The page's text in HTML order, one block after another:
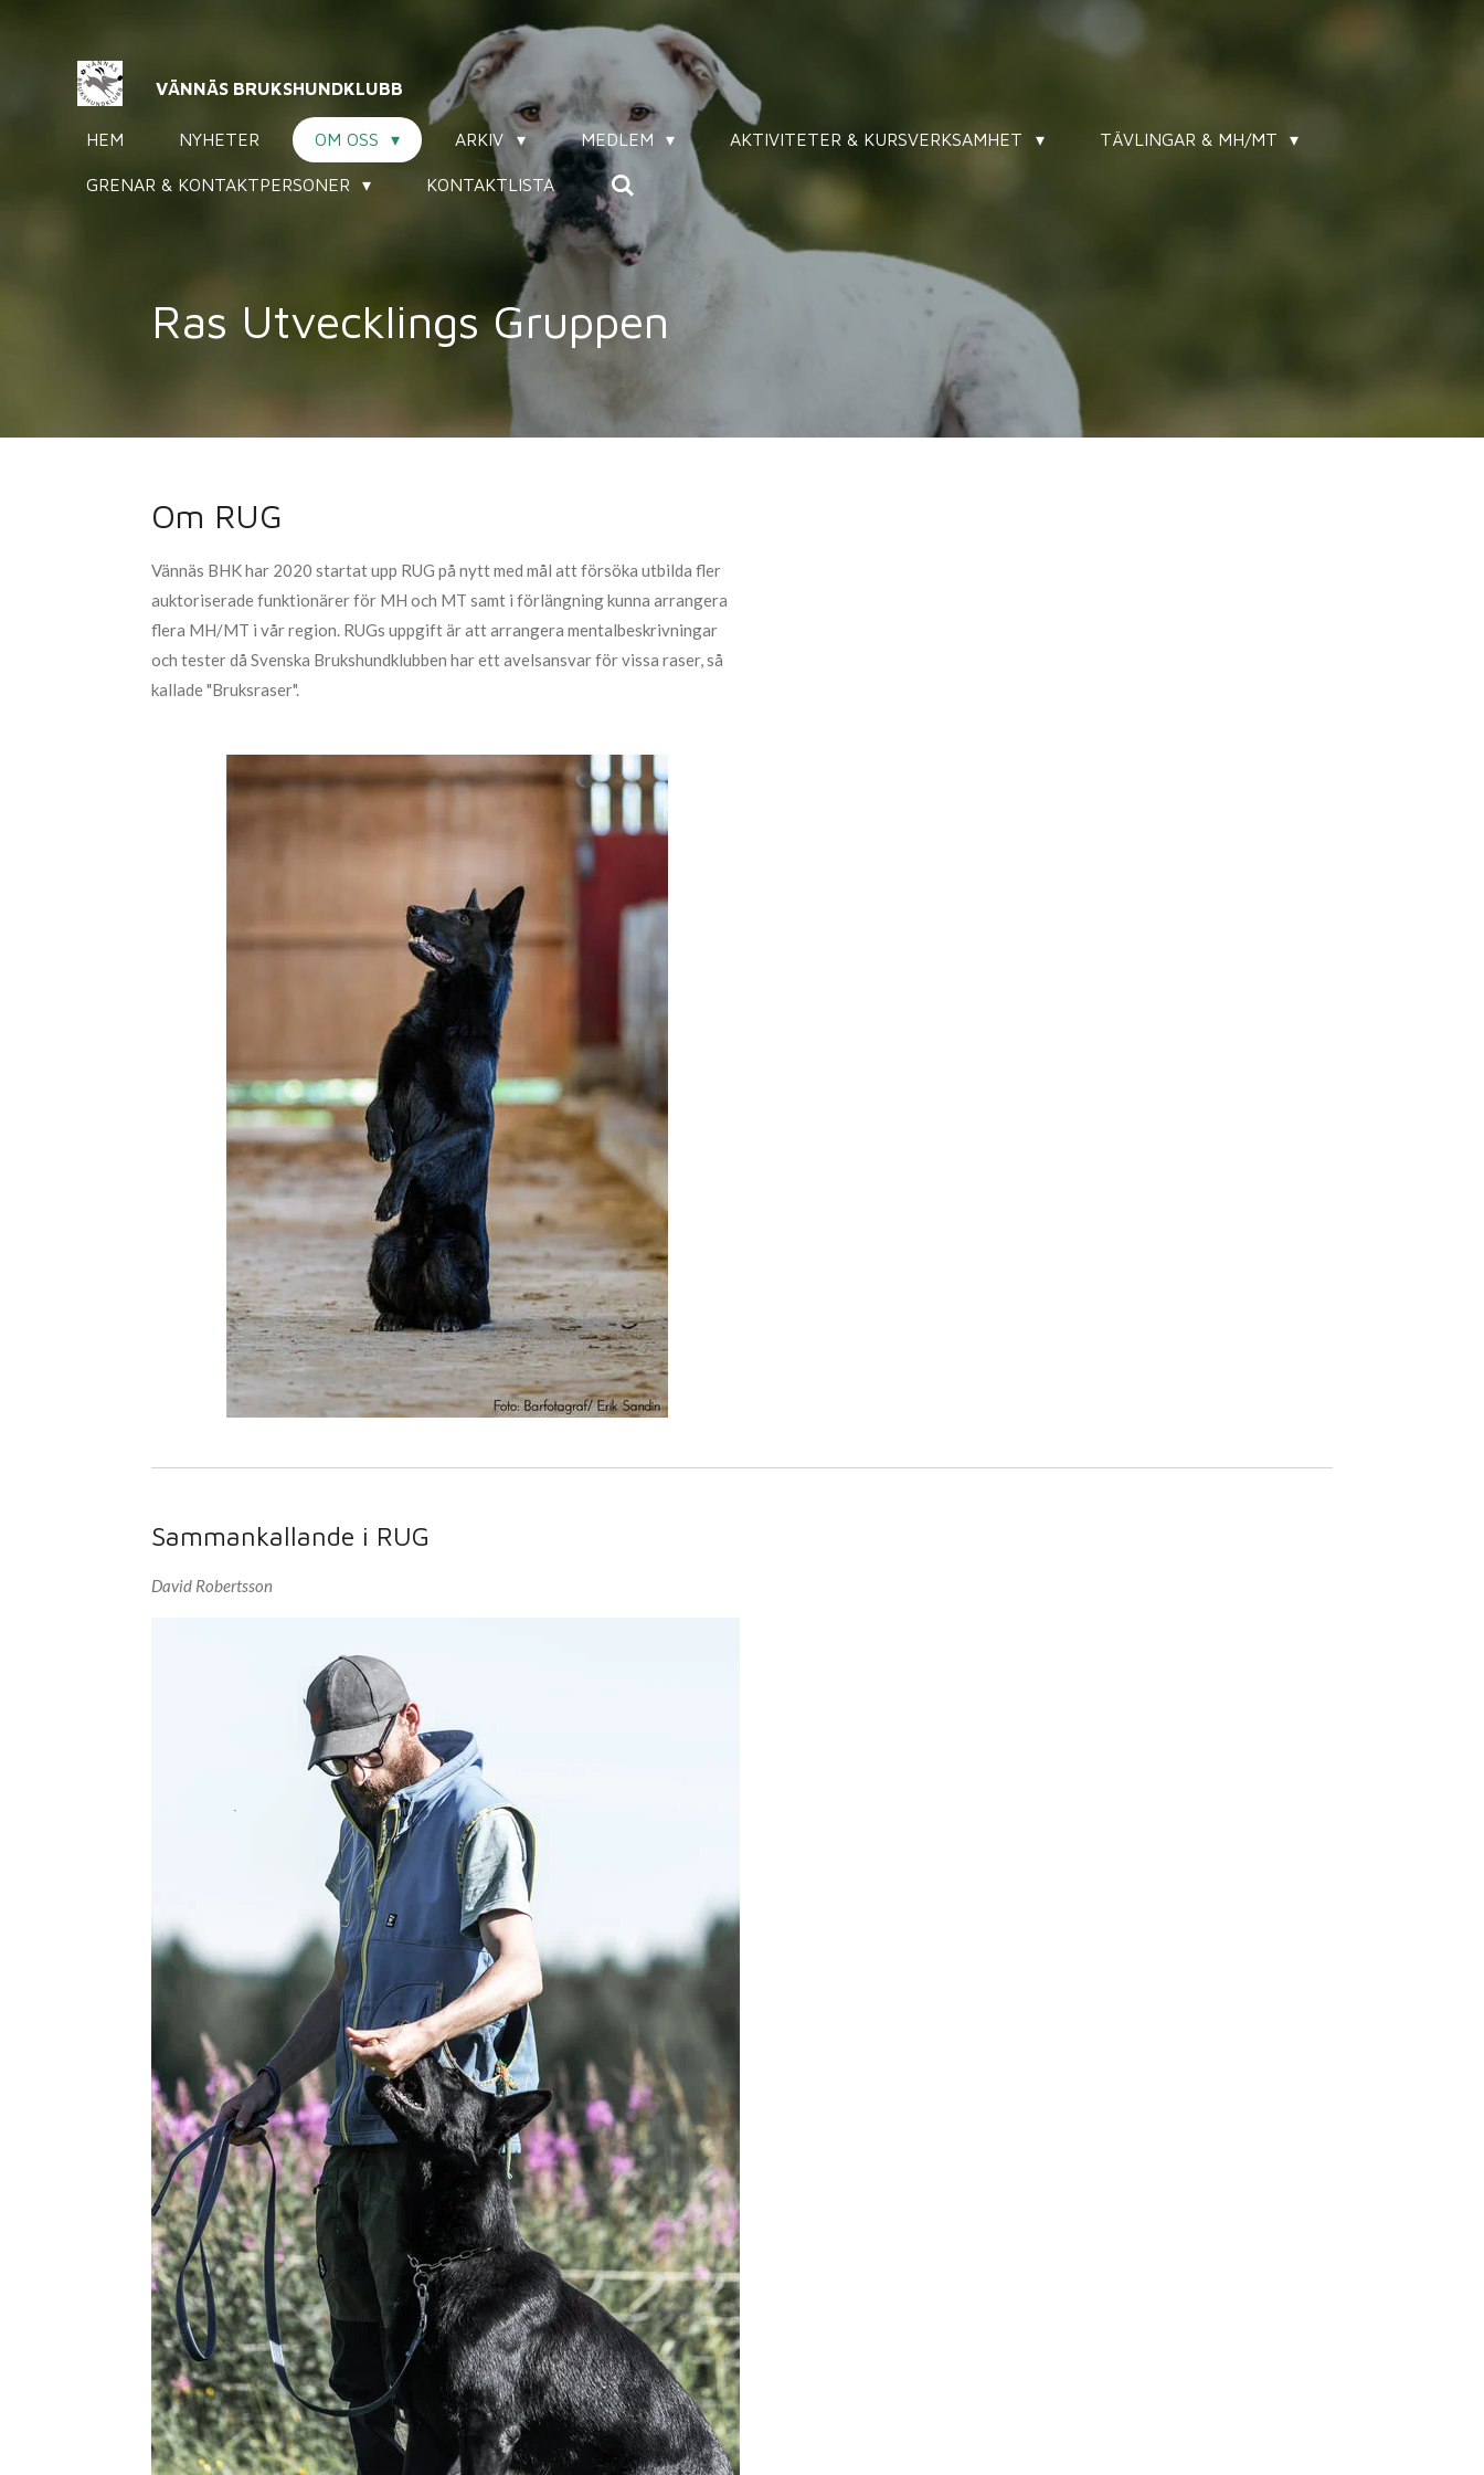
huvudinnehållet
VÄNNÄS BRUKSHUNDKLUBB
HEM NYHETER OM OSS ARKIV MEDLEM AKTIVITETER & KURSVERKSAMHET TÄVLINGAR & MH/MT
GRENAR & KONTAKTPERSONER KONTAKTLISTA
Ras Utvecklings Gruppen
Om RUG
Vännäs BHK har 2020 startat upp RUG på nytt med mål att försöka utbilda fler
auktoriserade funktionärer för MH och MT samt i förlängning kunna arrangera
flera MH/MT i vår region. RUGs uppgift är att arrangera mentalbeskrivningar
och tester då Svenska Brukshundklubben har ett avelsansvar för vissa raser, så
kallade "Bruksraser".
Sammankallande i RUG
David Robertsson